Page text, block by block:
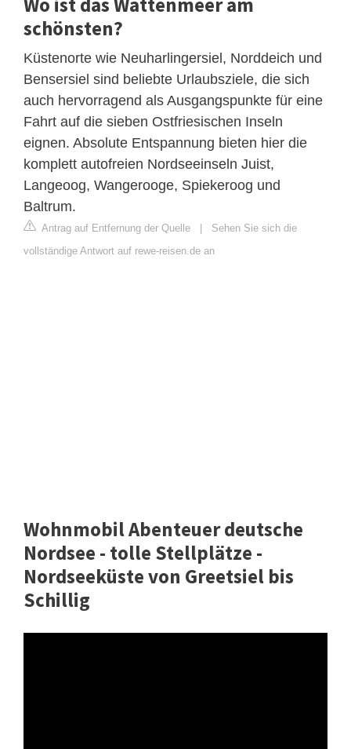
schönsten?
Küstenorte wie Neuharlingersiel, Norddeich und
Bensersiel sind beliebte Urlaubsziele, die sich
auch hervorragend als Ausgangspunkte für eine
Fahrt auf die sieben Ostfriesischen Inseln
eignen. Absolute Entspannung bieten hier die
komplett autofreien Nordseeinseln Juist,
Langeoog, Wangerooge, Spiekeroog und
Baltrum.
Antrag auf Entfernung der Quelle
Sehen Sie sich die
vollständige Antwort auf rewe-reisen.de an
Wohnmobil Abenteuer deutsche
Nordsee - tolle Stellplätze -
Nordseeküste von Greetsiel bis
Schillig